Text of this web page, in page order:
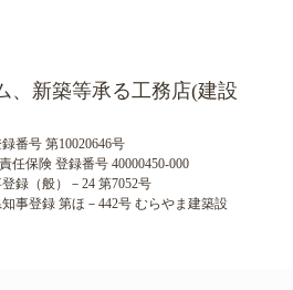
、新築等承る工務店(建設
番号 第10020646号
任保険 登録番号 40000450-000
録（般）－24 第7052号
事登録 第ほ－442号 むらやま建築設